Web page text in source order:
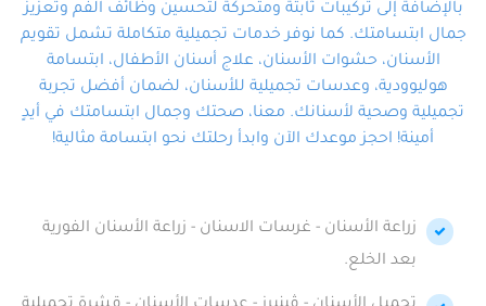
بالإضافة إلى تركيبات ثابتة ومتحركة لتحسين وظائف الفم وتعزيز
جمال ابتسامتك. كما نوفر خدمات تجميلية متكاملة تشمل تقويم
الأسنان، حشوات الأسنان، علاج أسنان الأطفال، ابتسامة
هوليوودية، وعدسات تجميلية للأسنان، لضمان أفضل تجربة
تجميلية وصحية لأسنانك. معنا، صحتك وجمال ابتسامتك في أيدٍ
أمينة! احجز موعدك الآن وابدأ رحلتك نحو ابتسامة مثالية!
زراعة الأسنان - غرسات الاسنان - زراعة الأسنان الفورية
بعد الخلع.